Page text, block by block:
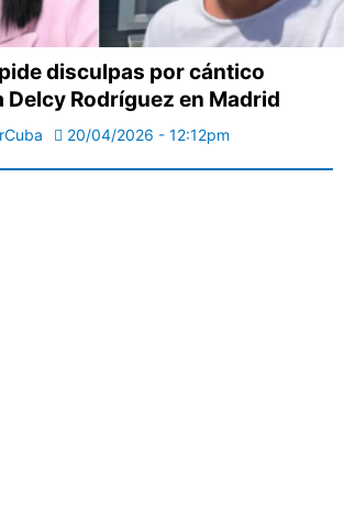
disculpas por cántico
Rodríguez en Madrid
20/04/2026 - 12:12pm